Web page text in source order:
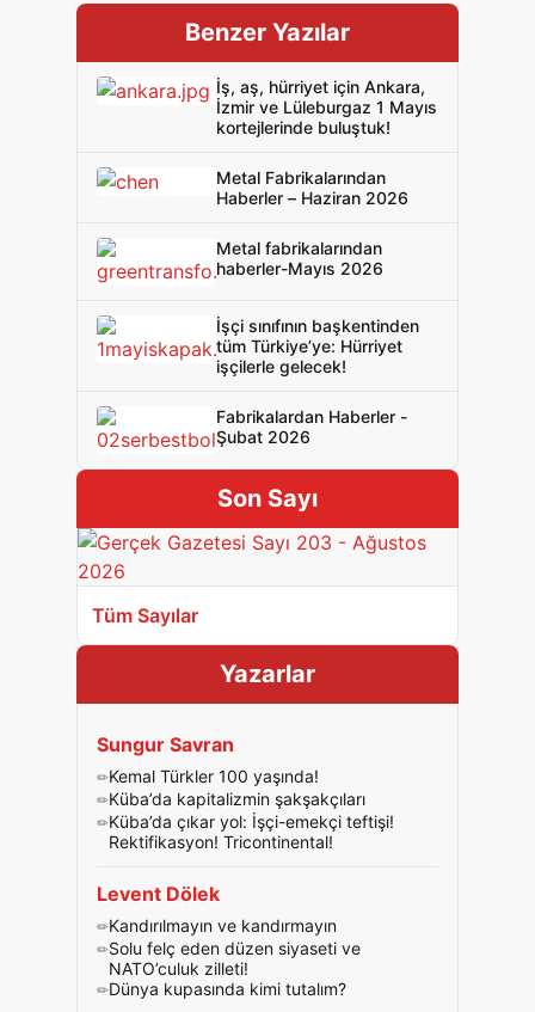
Benzer Yazılar
İş, aş, hürriyet için Ankara,
İzmir ve Lüleburgaz 1 Mayıs
kortejlerinde buluştuk!
Metal Fabrikalarından
Haberler – Haziran 2026
Metal fabrikalarından
haberler-Mayıs 2026
İşçi sınıfının başkentinden
tüm Türkiye’ye: Hürriyet
işçilerle gelecek!
Fabrikalardan Haberler -
Şubat 2026
Son Sayı
Tüm Sayılar
Yazarlar
Sungur Savran
Kemal Türkler 100 yaşında!
Küba’da kapitalizmin şakşakçıları
Küba’da çıkar yol: İşçi-emekçi teftişi!
Rektifikasyon! Tricontinental!
Levent Dölek
Kandırılmayın ve kandırmayın
Solu felç eden düzen siyaseti ve
NATO’culuk zilleti!
Dünya kupasında kimi tutalım?